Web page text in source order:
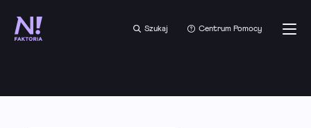
Szukaj Centrum Pomocy